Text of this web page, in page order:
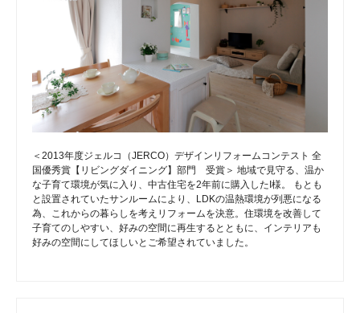
＜2013年度ジェルコ（JERCO）デザインリフォームコンテスト 全
国優秀賞【リビングダイニング】部門 受賞＞ 地域で見守る、温か
な子育て環境が気に入り、中古住宅を2年前に購入したI様。 もとも
と設置されていたサンルームにより、LDKの温熱環境が列悪になる
為、これからの暮らしを考えリフォームを決意。住環境を改善して
子育てのしやすい、好みの空間に再生するとともに、インテリアも
好みの空間にしてほしいとご希望されていました。